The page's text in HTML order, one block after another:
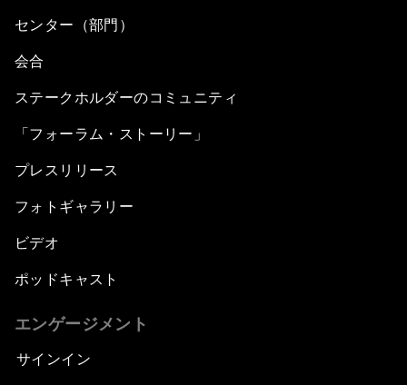
センター（部門）
会合
ステークホルダーのコミュニティ
「フォーラム・ストーリー」
プレスリリース
フォトギャラリー
ビデオ
ポッドキャスト
エンゲージメント
サインイン